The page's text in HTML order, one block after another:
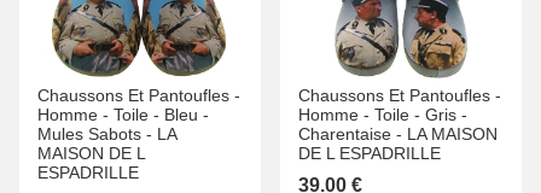
Chaussons Et Pantoufles -
Homme - Toile - Bleu -
Mules Sabots - LA
MAISON DE L
ESPADRILLE
Chaussons Et Pantoufles -
Homme - Toile - Gris -
Charentaise - LA MAISON
DE L ESPADRILLE
39.00 €